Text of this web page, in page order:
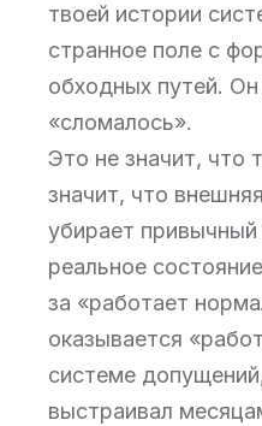
твоей истории
странное поле с
обходных путей.
«сломалось».
Это не значит, что
значит, что
убирает
реальное
за «работает
оказывается
системе
выстраивал